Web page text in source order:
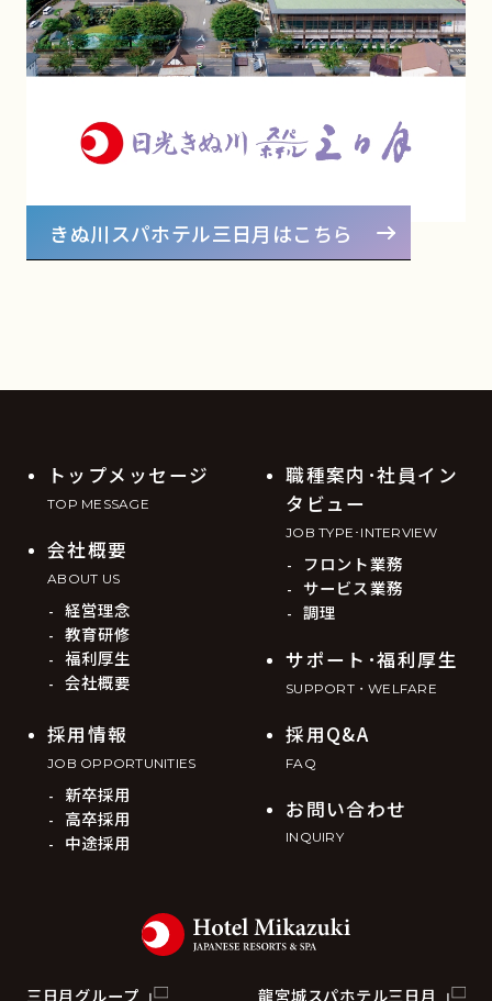
きぬ川スパホテル三日月はこちら
トップメッセージ
TOP MESSAGE
会社概要
ABOUT US
経営理念
教育研修
福利厚生
会社概要
職種案内･社員イン
タビュー
JOB TYPE･INTERVIEW
フロント業務
サービス業務
調理
サポート･福利厚生
SUPPORT・WELFARE
採用情報
JOB OPPORTUNITIES
新卒採用
高卒採用
中途採用
採用Q&A
FAQ
お問い合わせ
INQUIRY
三日月グループ 龍宮城スパホテル三日月